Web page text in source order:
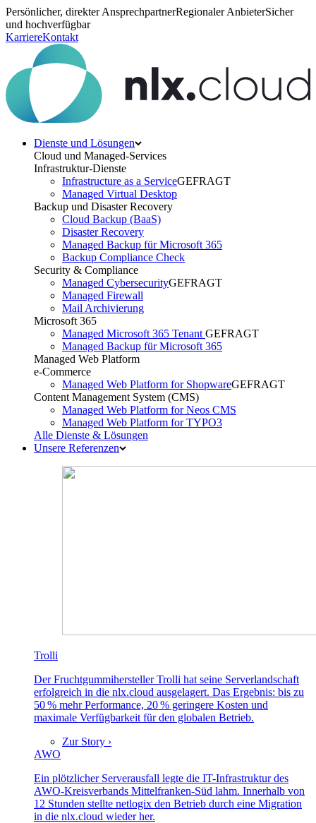
Persönlicher, direkter AnsprechpartnerRegionaler AnbieterSicher
und hochverfügbar
KarriereKontakt
Dienste und Lösungen
Cloud und Managed-Services
Infrastruktur-Dienste
Infrastructure as a ServiceGEFRAGT
Managed Virtual Desktop
Backup und Disaster Recovery
Cloud Backup (BaaS)
Disaster Recovery
Managed Backup für Microsoft 365
Backup Compliance Check
Security & Compliance
Managed CybersecurityGEFRAGT
Managed Firewall
Mail Archivierung
Microsoft 365
Managed Microsoft 365 Tenant GEFRAGT
Managed Backup für Microsoft 365
Managed Web Platform
e-Commerce
Managed Web Platform for ShopwareGEFRAGT
Content Management System (CMS)
Managed Web Platform for Neos CMS
Managed Web Platform for TYPO3
Alle Dienste & Lösungen
Unsere Referenzen
Trolli
Der Fruchtgummihersteller Trolli hat seine Serverlandschaft
erfolgreich in die nlx.cloud ausgelagert. Das Ergebnis: bis zu
50 % mehr Performance, 20 % geringere Kosten und
maximale Verfügbarkeit für den globalen Betrieb.
Zur Story ›
AWO
Ein plötzlicher Serverausfall legte die IT-Infrastruktur des
AWO-Kreisverbands Mittelfranken-Süd lahm. Innerhalb von
12 Stunden stellte netlogix den Betrieb durch eine Migration
in die nlx.cloud wieder her.